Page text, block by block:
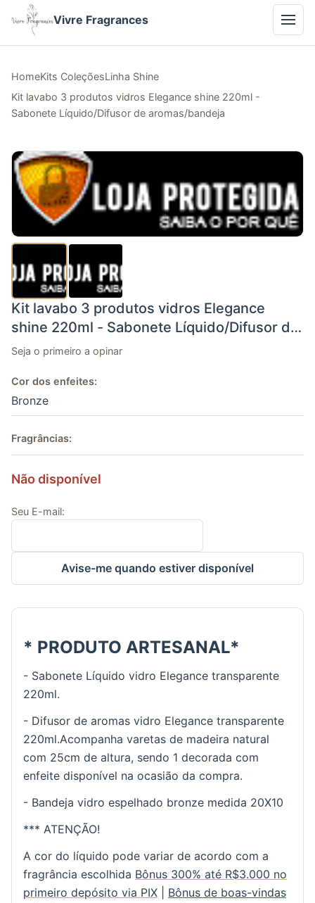
Vivre Fragrances
HomeKits ColeçõesLinha Shine
Kit lavabo 3 produtos vidros Elegance shine 220ml -
Sabonete Líquido/Difusor de aromas/bandeja
Kit lavabo 3 produtos vidros Elegance
shine 220ml - Sabonete Líquido/Difusor de
aromas/bandeja
Seja o primeiro a opinar
Cor dos enfeites:
Bronze
Fragrâncias:
Não disponível
Seu E-mail:
Avise-me quando estiver disponível
* PRODUTO ARTESANAL*
- Sabonete Líquido vidro Elegance transparente
220ml.
- Difusor de aromas vidro Elegance transparente
220ml.Acompanha varetas de madeira natural
com 25cm de altura, sendo 1 decorada com
enfeite disponível na ocasião da compra.
- Bandeja vidro espelhado bronze medida 20X10
*** ATENÇÃO!
A cor do líquido pode variar de acordo com a
fragrância escolhida Bônus 300% até R$3.000 no
primeiro depósito via PIX
Bônus de boas-vindas